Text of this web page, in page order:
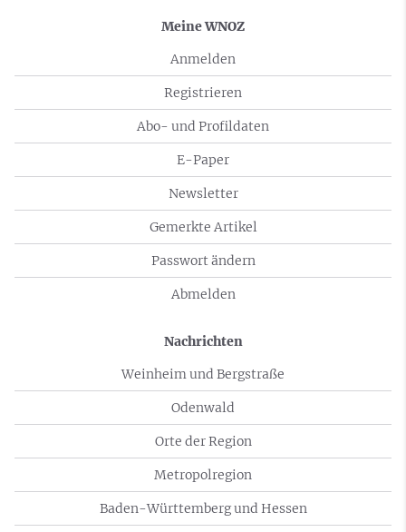
Meine WNOZ
Anmelden
Registrieren
Abo- und Profildaten
E-Paper
Newsletter
Gemerkte Artikel
Passwort ändern
Abmelden
Nachrichten
Weinheim und Bergstraße
Odenwald
Orte der Region
Metropolregion
Baden-Württemberg und Hessen